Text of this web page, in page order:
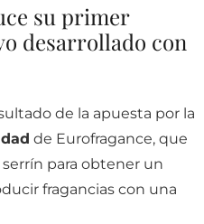
su primer
desarrollado con
de la apuesta por la
de Eurofragance, que
para obtener un
fragancias con una